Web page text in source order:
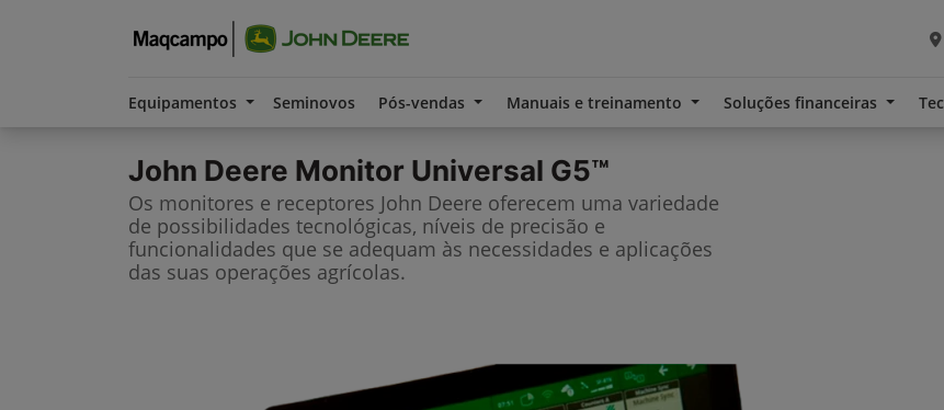
Equipamentos Seminovos Pós-vendas Manuais e treinamento Soluções financeiras
John Deere Monitor Universal G5™
Os monitores e receptores John Deere oferecem uma variedade
de possibilidades tecnológicas, níveis de precisão e
funcionalidades que se adequam às necessidades e aplicações
das suas operações agrícolas.